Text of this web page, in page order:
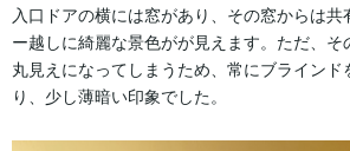
入口ドアの横には窓があり、その窓からは共
ー越しに綺麗な景色がが見えます。ただ、
丸見えになってしまうため、常にブラインド
り、少し薄暗い印象でした。